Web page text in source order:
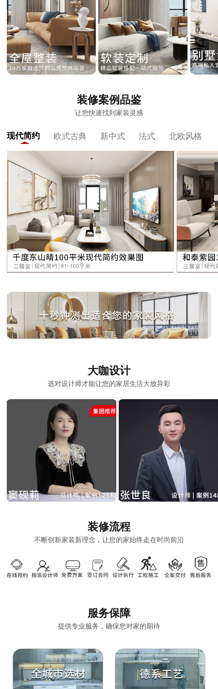
装修案例品鉴
让您快速找到家装灵感
现代简约 欧式古典 新中式 法式 北欧风格
大咖设计
选对设计师才能让您的家居生活大放异彩
装修流程
不断创新家装新理念，让您的家始终走在时尚前沿
服务保障
提供专业服务，确保您对家的期待